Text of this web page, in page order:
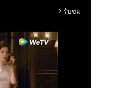
arrow_forward_ios รับชม